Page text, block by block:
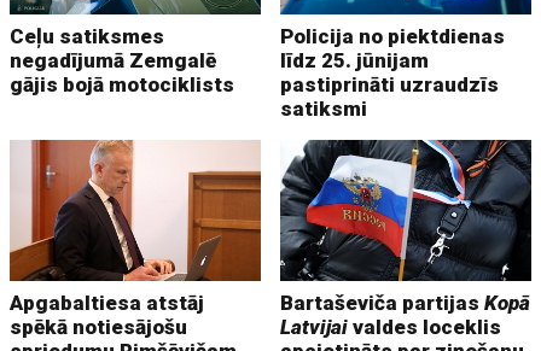
Ceļu satiksmes
negadījumā Zemgalē
gājis bojā motociklists
Policija no piektdienas
līdz 25. jūnijam
pastiprināti uzraudzīs
satiksmi
Apgabaltiesa atstāj
spēkā notiesājošu
Bartaševiča partijasKopā
Latvijai valdes loceklis